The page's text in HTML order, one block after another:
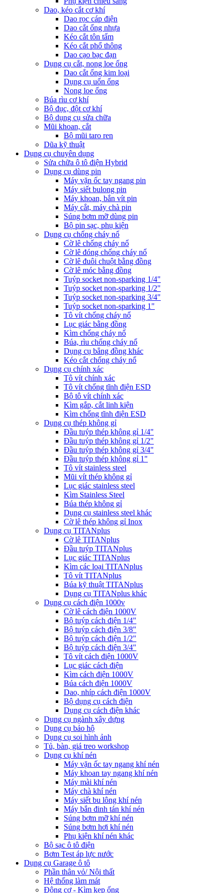
Dao, kéo cắt cơ khí
Dao rọc cáp điện
Dao cắt ống nhựa
Kéo cắt tôn tấm
Kéo cắt phổ thông
Dao cạo bạc đạn
Dụng cụ cắt, nong loe ống
Dao cắt ống kim loại
Dụng cụ uốn ống
Nong loe ống
Búa rìu cơ khí
Bộ đục, đột cơ khí
Bộ dụng cụ sửa chữa
Mũi khoan, cắt
Bộ mũi taro ren
Dũa kỹ thuật
Dụng cụ chuyên dụng
Sửa chữa ô tô điện Hybrid
Dụng cụ dùng pin
Máy vặn ốc tay ngang pin
Máy siết bulong pin
Máy khoan, bắn vít pin
Máy cắt, máy chà pin
Súng bơm mỡ dùng pin
Bộ pin sạc, phụ kiện
Dụng cụ chống cháy nổ
Cờ lê chống cháy nổ
Cờ lê đóng chống cháy nổ
Cờ lê đuôi chuột bằng đồng
Cờ lê móc bằng đồng
Tuýp socket non-sparking 1/4"
Tuýp socket non-sparking 1/2"
Tuýp socket non-sparking 3/4"
Tuýp socket non-sparking 1"
Tô vít chống cháy nổ
Lục giác bằng đồng
Kìm chống cháy nổ
Búa, rìu chống cháy nổ
Dụng cụ bẳng đồng khác
Kéo cắt chống cháy nổ
Dụng cụ chính xác
Tô vít chính xác
Tô vít chống tĩnh điện ESD
Bộ tô vít chính xác
Kìm gắp, cắt linh kiện
Kìm chống tĩnh điện ESD
Dụng cụ thép không gỉ
Đầu tuýp thép không gỉ 1/4"
Đầu tuýp thép không gỉ 1/2"
Đầu tuýp thép không gỉ 3/4"
Đầu tuýp thép không gỉ 1"
Tô vít stainless steel
Mũi vít thép không gỉ
Lục giác stainless steel
Kìm Stainless Steel
Búa thép không gỉ
Dụng cụ stainless steel khác
Cờ lê thép không gỉ Inox
Dụng cụ TITANplus
Cờ lê TITANplus
Đầu tuýp TITANplus
Lục giác TITANplus
Kìm các loại TITANplus
Tô vít TITANplus
Búa kỹ thuật TITANplus
Dụng cụ TITANplus khác
Dụng cụ cách điện 1000v
Cờ lê cách điện 1000V
Bộ tuýp cách điện 1/4"
Bộ tuýp cách điện 3/8"
Bộ tuýp cách điện 1/2"
Bộ tuýp cách điện 3/4"
Tô vít cách điện 1000V
Lục giác cách điện
Kìm cách điện 1000V
Búa cách điện 1000V
Dao, nhíp cách điện 1000V
Bộ dụng cụ cách điện
Dụng cụ cách điện khác
Dụng cụ ngành xây dựng
Dụng cụ bảo hộ
Dụng cụ soi hình ảnh
Tủ, bàn, giá treo workshop
Dụng cụ khí nén
Máy vặn ốc tay ngang khí nén
Máy khoan tay ngang khí nén
Máy mài khí nén
Máy chà khí nén
Máy siết bu lông khí nén
Máy bắn đinh tán khí nén
Súng bơm mỡ khí nén
Súng bơm hơi khí nén
Phụ kiện khí nén khác
Bộ sạc ô tô điện
Bơm Test áp lực nước
Dụng cụ Garage ô tô
Phần thân vỏ/ Nội thất
Hệ thống làm mát
Động cơ - Kìm kẹp ống